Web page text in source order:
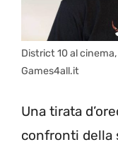
District 10 al
Games4all.it
Una tirata
confronti della